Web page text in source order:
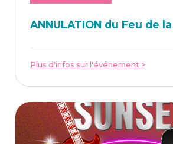
ANNU­LA­TION du Feu de
Plus d'infos sur l'événement >